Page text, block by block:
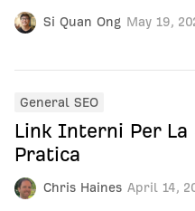
Si Quan Ong May 19,
Chris Haines April 14,
General SEO
Link Interni Per La
Pratica